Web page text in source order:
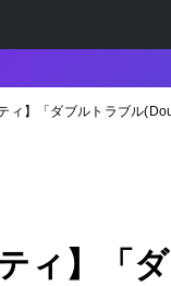
ィ】「ダブルトラブル
ティ】「